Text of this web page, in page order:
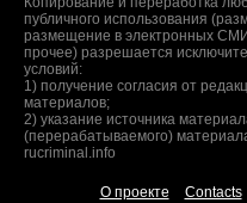
публичного использования
размещение в электронных
прочее) разрешается
условий:
1) получение согласия от
материалов;
2) указание источника
(перерабатываемого)
rucriminal.info
О проекте Contacts